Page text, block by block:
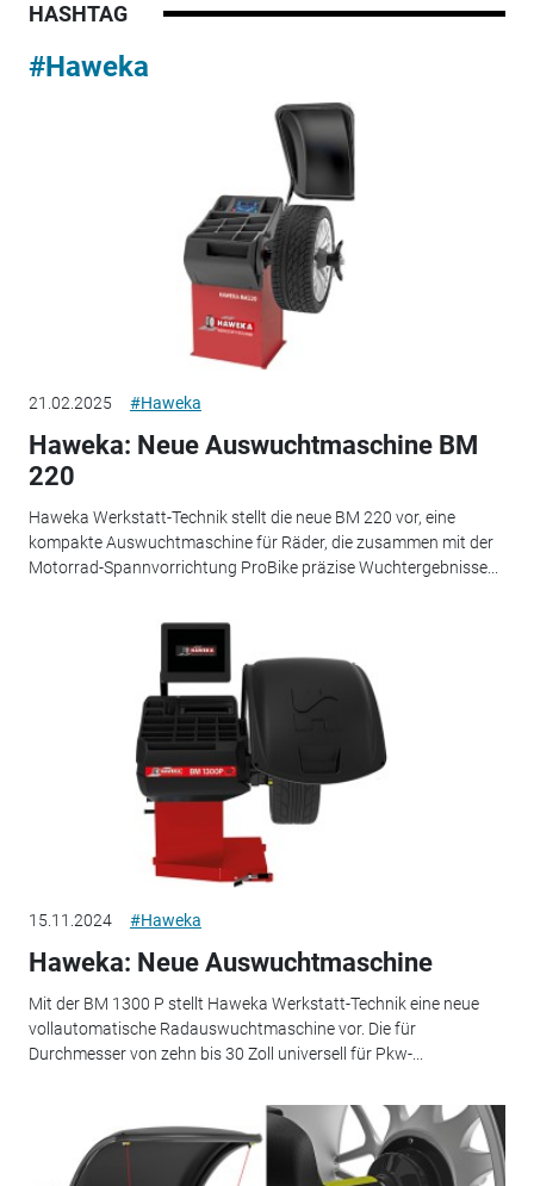
HASHTAG
#Haweka
21.02.2025 #Haweka
Haweka: Neue Auswuchtmaschine BM
220
Haweka Werkstatt-Technik stellt die neue BM 220 vor, eine
kompakte Auswuchtmaschine für Räder, die zusammen mit der
Motorrad-Spannvorrichtung ProBike präzise Wuchtergebnisse...
15.11.2024 #Haweka
Haweka: Neue Auswuchtmaschine
Mit der BM 1300 P stellt Haweka Werkstatt-Technik eine neue
vollautomatische Radauswuchtmaschine vor. Die für
Durchmesser von zehn bis 30 Zoll universell für Pkw-...